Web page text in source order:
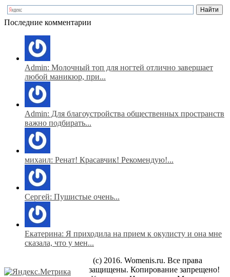
Последние комментарии
Admin: Молочный топ для ногтей отлично завершает
любой маникюр, при...
Admin: Для благоустройства общественных пространств
важно подбирать...
михаил: Ренат! Красавчик! Рекомендую!...
Сергей: Пушистые очень...
Екатерина: Я приходила на прием к окулисту и она мне
сказала, что у мен...
(c) 2016. Womenis.ru. Все права
защищены. Копирование запрещено!